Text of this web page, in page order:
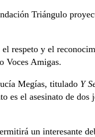
Triángulo
respeto y el
Voces Amigas.
Megías, titulado Y
es el asesinato de dos
un interesante